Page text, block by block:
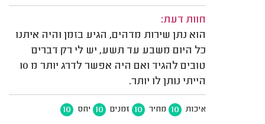
חוות דעת:
הוא נתן שירות מדהים, הגיע בזמן והיה איתנו
כל היום משבע עד תשע, יש לי רק דברים
טובים להגיד ואם היה אפשר לדרג יותר מ 10
הייתי נותן לו יותר.
איכות 10 מחיר 10 זמנים 10 יחס 10